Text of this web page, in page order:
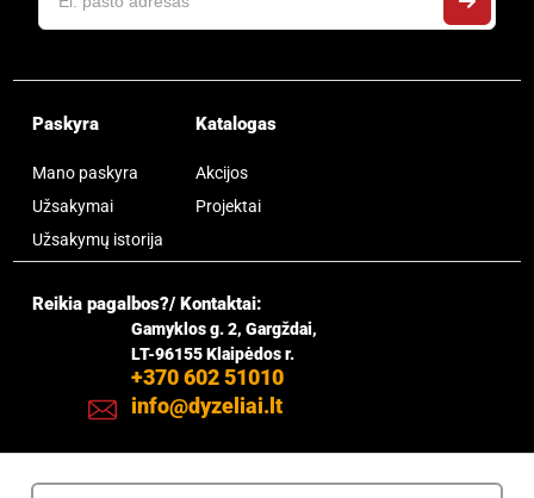
Paskyra
Mano paskyra
Užsakymai
Užsakymų istorija
Katalogas
Akcijos
Projektai
Reikia pagalbos?/ Kontaktai:
Gamyklos g. 2, Gargždai,
LT-96155 Klaipėdos r.
+370 602 51010
info@dyzeliai.lt